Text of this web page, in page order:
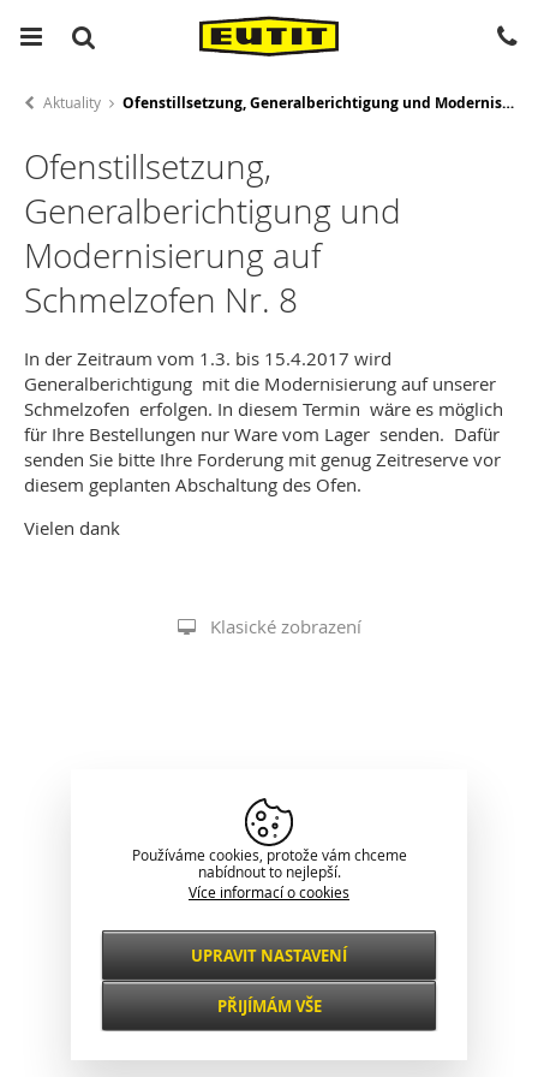
Aktuality Ofenstillsetzung, Generalberichtigung und Modernisierung auf Schmelzofen Nr. 8
Ofenstillsetzung,
Generalberichtigung und
Modernisierung auf
Schmelzofen Nr. 8
In der Zeitraum vom 1.3. bis 15.4.2017 wird
Generalberichtigung mit die Modernisierung auf unserer
Schmelzofen erfolgen. In diesem Termin wäre es möglich
für Ihre Bestellungen nur Ware vom Lager senden. Dafür
senden Sie bitte Ihre Forderung mit genug Zeitreserve vor
diesem geplanten Abschaltung des Ofen.
Vielen dank
Klasické zobrazení
Používáme cookies, protože vám chceme
nabídnout to nejlepší.
Více informací o cookies
Nezbytné
VŽDY AKTIVNÍ
Funkční a
UPRAVIT NASTAVENÍ
PŘIJÍMÁM VŠE